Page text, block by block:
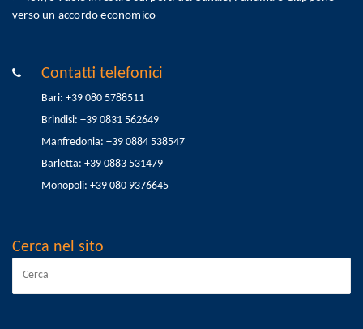
verso un accordo economico
Contatti telefonici
Bari: +39 080 5788511
Brindisi: +39 0831 562649
Manfredonia: +39 0884 538547
Barletta: +39 0883 531479
Monopoli: +39 080 9376645
Cerca nel sito